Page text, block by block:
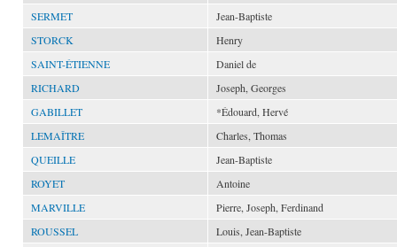
SERMET
Jean-Baptiste
STORCK
Henry
SAINT-ÉTIENNE
Daniel de
RICHARD
Joseph, Georges
GABILLET
*Édouard, Hervé
LEMAÎTRE
Charles, Thomas
QUEILLE
Jean-Baptiste
ROYET
Antoine
MARVILLE
Pierre, Joseph, Ferdinand
ROUSSEL
Louis, Jean-Baptiste